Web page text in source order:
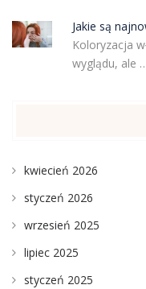
Jakie są
Koloryzacja
wyglądu, ale
kwiecień 2026
styczeń 2026
wrzesień 2025
lipiec 2025
styczeń 2025